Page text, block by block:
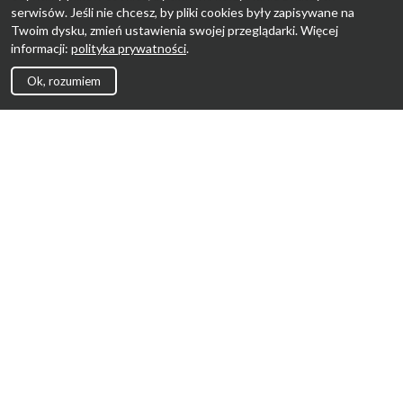
serwisów. Jeśli nie chcesz, by pliki cookies były zapisywane na
Twoim dysku, zmień ustawienia swojej przeglądarki. Więcej
informacji: polityka prywatności.
Ok, rozumiem